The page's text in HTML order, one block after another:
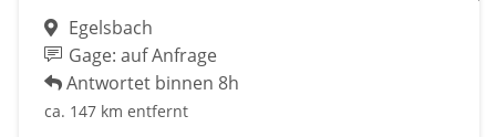
Egelsbach
Gage: auf Anfrage
Antwortet binnen 8h
ca. 147 km entfernt